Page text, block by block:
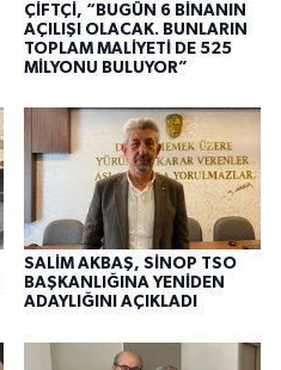
ÇİFTÇİ, “BUGÜN 6 BİNANIN
AÇILIŞI OLACAK. BUNLARIN
TOPLAM MALİYETİ DE 525
MİLYONU BULUYOR”
SALİM AKBAŞ, SİNOP TSO
BAŞKANLIĞINA YENİDEN
ADAYLIĞINI AÇIKLADI